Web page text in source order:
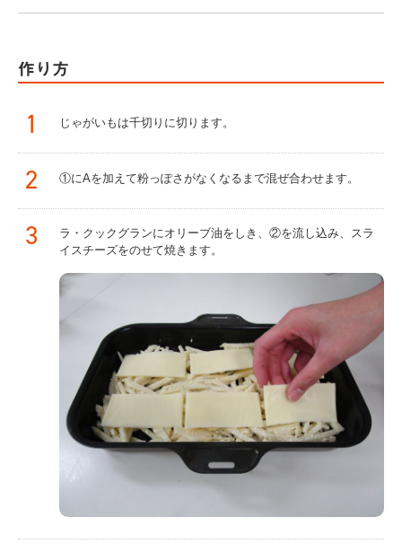
作り方
1 じゃがいもは千切りに切ります。
2 ①にAを加えて粉っぽさがなくなるまで混ぜ合わせます。
3
ラ・クックグランにオリーブ油をしき、②を流し込み、スラ
イスチーズをのせて焼きます。